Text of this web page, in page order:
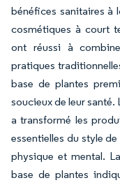
bénéfices sanitaires à
cosmétiques à court
ont réussi à
pratiques
base de plantes
soucieux de leur
a transformé les
essentielles du style
physique et mental.
base de plantes